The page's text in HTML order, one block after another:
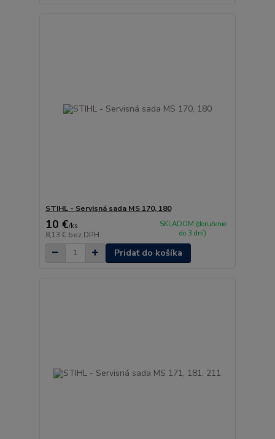
STIHL - Servisná sada MS 170, 180
10 €/ks
8,13 € bez DPH
SKLADOM (doručenie
do 3 dní)
Pridať do košíka